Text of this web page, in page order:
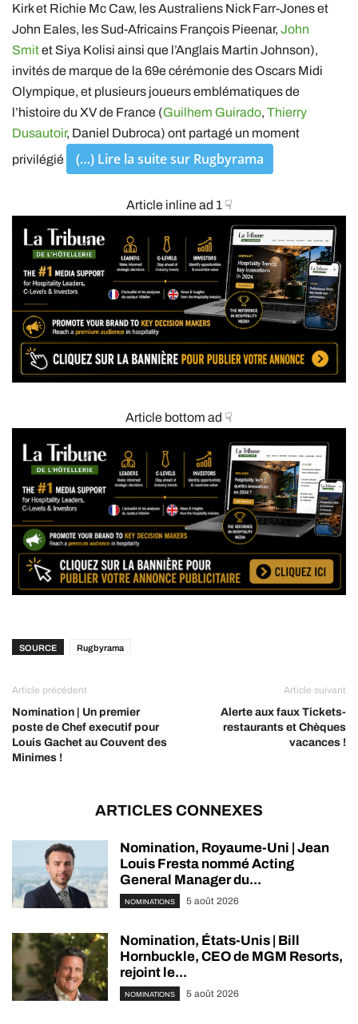
Kirk et Richie Mc Caw, les Australiens Nick Farr-Jones et
John Eales, les Sud-Africains François Pieenar, John
Smitet Siya Kolisi ainsi que l’Anglais Martin Johnson),
invités de marque de la 69e cérémonie des Oscars Midi
Olympique, et plusieurs joueurs emblématiques de
l’histoire du XV de France (Guilhem Guirado, Thierry
Dusautoir, Daniel Dubroca) ont partagé un moment
privilégié
(…) Lire la suite sur Rugbyrama
Article inline ad 1 ☟
Article bottom ad ☟
SOURCE Rugbyrama
Article précédent
Nomination | Un premier
poste de Chef executif pour
Louis Gachet au Couvent des
Minimes !
Article suivant
Alerte aux faux Tickets-
restaurants et Chèques
vacances !
ARTICLES CONNEXES
Nomination, Royaume-Uni | Jean
Louis Fresta nommé Acting
General Manager du...
NOMINATIONS 5 août 2026
Nomination, États-Unis | Bill
Hornbuckle, CEO de MGM Resorts,
rejoint le...
NOMINATIONS 5 août 2026